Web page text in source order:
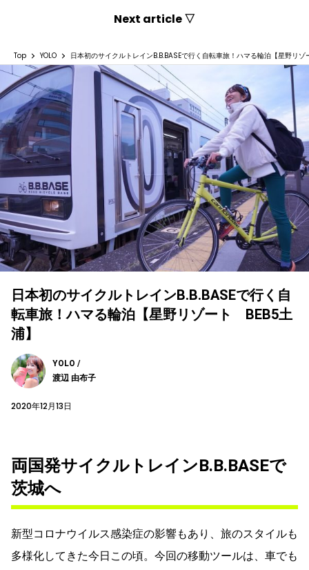
Next article ▽
Top YOLO 日本初のサイクルトレインB.B.BASEで行く自転車旅！ハマる輪泊【星野リ
日本初のサイクルトレインB.B.BASEで行く自
転車旅！ハマる輪泊【星野リゾート BEB5土
浦】
YOLO /
渡辺 由布子
2020年12月13日
両国発サイクルトレインB.B.BASEで
茨城へ
新型コロナウイルス感染症の影響もあり、旅のスタイルも
多様化してきた今日この頃。今回の移動ツールは、車でも